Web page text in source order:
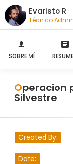
Evaristo R
Técnico
SOBRE MÍ
Operacion plaza roja – Miquel
Silvestre
Created By:
Date: